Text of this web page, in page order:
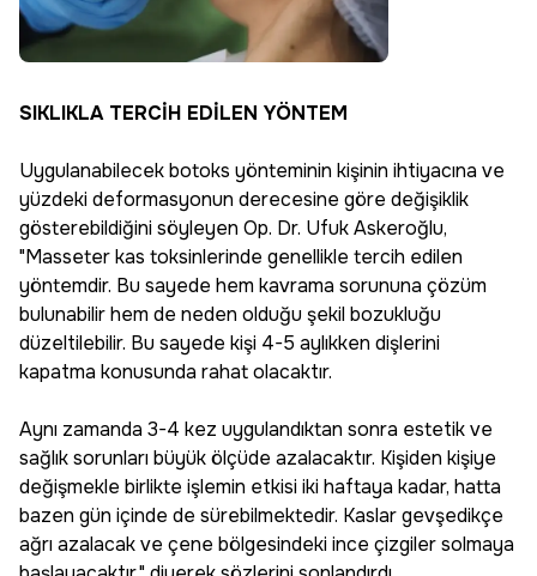
SIKLIKLA TERCİH EDİLEN YÖNTEM
Uygulanabilecek botoks yönteminin kişinin ihtiyacına ve
yüzdeki deformasyonun derecesine göre değişiklik
gösterebildiğini söyleyen Op. Dr. Ufuk Askeroğlu,
"Masseter kas toksinlerinde genellikle tercih edilen
yöntemdir. Bu sayede hem kavrama sorununa çözüm
bulunabilir hem de neden olduğu şekil bozukluğu
düzeltilebilir. Bu sayede kişi 4-5 aylıkken dişlerini
kapatma konusunda rahat olacaktır.
Aynı zamanda 3-4 kez uygulandıktan sonra estetik ve
sağlık sorunları büyük ölçüde azalacaktır. Kişiden kişiye
değişmekle birlikte işlemin etkisi iki haftaya kadar, hatta
bazen gün içinde de sürebilmektedir. Kaslar gevşedikçe
ağrı azalacak ve çene bölgesindeki ince çizgiler solmaya